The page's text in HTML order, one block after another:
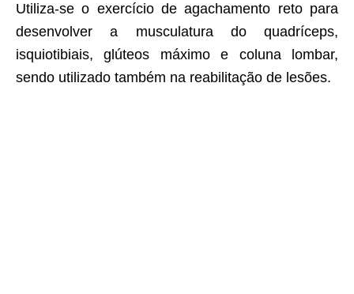
Utiliza-se o exercício de agachamento reto para
desenvolver a musculatura do quadríceps,
isquiotibiais, glúteos máximo e coluna lombar,
sendo utilizado também na reabilitação de lesões.